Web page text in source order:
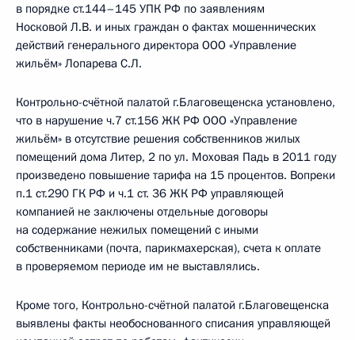
в порядке ст.144–145 УПК РФ по заявлениям
Носковой Л.В. и иных граждан о фактах мошеннических
действий генерального директора ООО «Управление
жильём» Лопарева С.Л.
Контрольно-счётной палатой г.Благовещенска установлено,
что в нарушение ч.7 ст.156 ЖК РФ ООО «Управление
жильём» в отсутствие решения собственников жилых
помещений дома Литер, 2 по ул. Моховая Падь в 2011 году
произведено повышение тарифа на 15 процентов. Вопреки
п.1 ст.290 ГК РФ и ч.1 ст. 36 ЖК РФ управляющей
компанией не заключены отдельные договоры
на содержание нежилых помещений с иными
собственниками (почта, парикмахерская), счета к оплате
в проверяемом периоде им не выставлялись.
Кроме того, Контрольно-счётной палатой г.Благовещенска
выявлены факты необоснованного списания управляющей